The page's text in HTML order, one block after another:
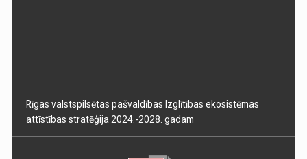
Rīgas valstspilsētas pašvaldības Izglītības ekosistēmas
attīstības stratēģija 2024.-2028. gadam